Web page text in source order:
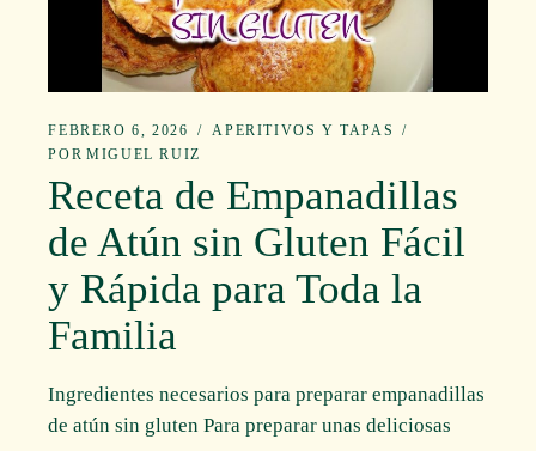
FEBRERO 6, 2026
APERITIVOS Y TAPAS
POR MIGUEL RUIZ
Receta de Empanadillas
de Atún sin Gluten Fácil
y Rápida para Toda la
Familia
Ingredientes necesarios para preparar empanadillas
de atún sin gluten Para preparar unas deliciosas